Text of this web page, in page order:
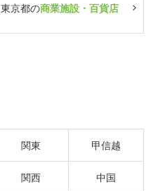
東京都の商業施設・百貨店
関東 甲信越
関西 中国